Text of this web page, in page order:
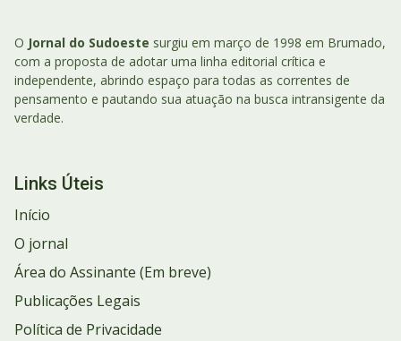
O Jornal do Sudoeste surgiu em março de 1998 em Brumado,
com a proposta de adotar uma linha editorial crítica e
independente, abrindo espaço para todas as correntes de
pensamento e pautando sua atuação na busca intransigente da
verdade.
Links Úteis
Início
O jornal
Área do Assinante (Em breve)
Publicações Legais
Política de Privacidade